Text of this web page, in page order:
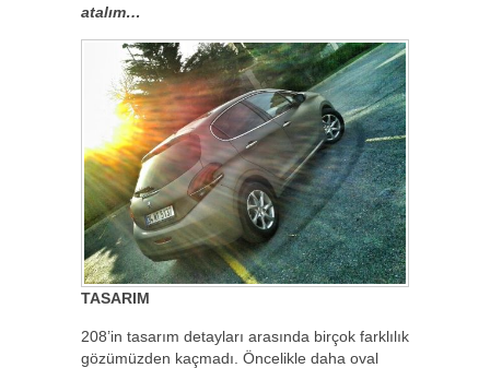
atalım…
TASARIM
208’in tasarım detayları arasında birçok farklılık
gözümüzden kaçmadı. Öncelikle daha oval